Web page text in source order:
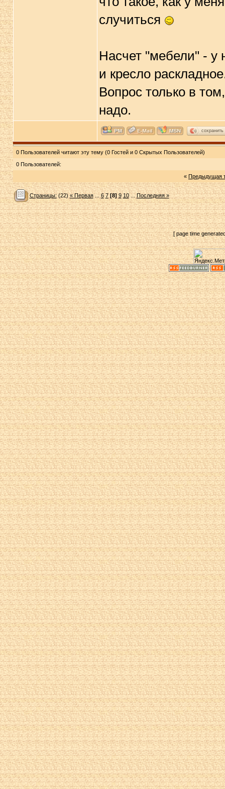
случиться
Насчет "мебели" - у
и кресло
Вопрос только в
надо.
сохранить
0 Пользователей читают эту тему (0 Гостей и 0 Скрытых Пользователей)
0 Пользователей:
« Предыдущая
Страницы:(22)« Первая...6 7 [8] 9 10...Последняя »
[ page time